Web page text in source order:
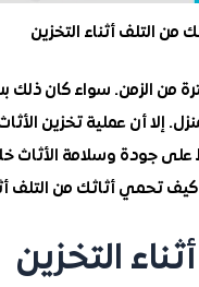
التلف أثناء التخزين
من الزمن. سواء كان ذلك
إلا أن عملية تخزين
على جودة وسلامة الأثاث
تحمي أثاثك من التلف
التخزين